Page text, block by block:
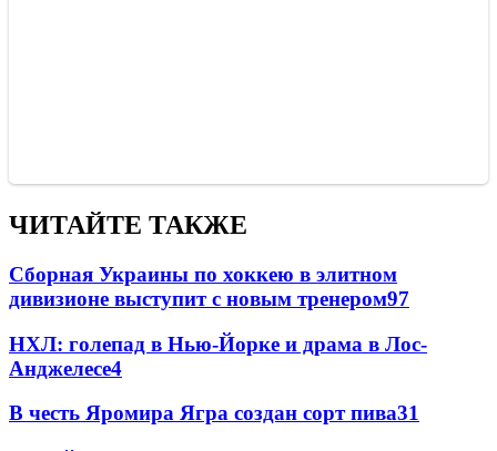
ЧИТАЙТЕ ТАКЖЕ
Сборная Украины по хоккею в элитном
дивизионе выступит с новым тренером97
НХЛ: голепад в Нью-Йорке и драма в Лос-
Анджелесе4
В честь Яромира Ягра создан сорт пива31